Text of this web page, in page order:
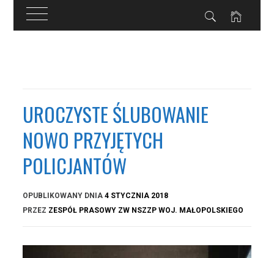
UROCZYSTE ŚLUBOWANIE
NOWO PRZYJĘTYCH
POLICJANTÓW
OPUBLIKOWANY DNIA4 STYCZNIA 2018
PRZEZ ZESPÓŁ PRASOWY ZW NSZZP WOJ. MAŁOPOLSKIEGO